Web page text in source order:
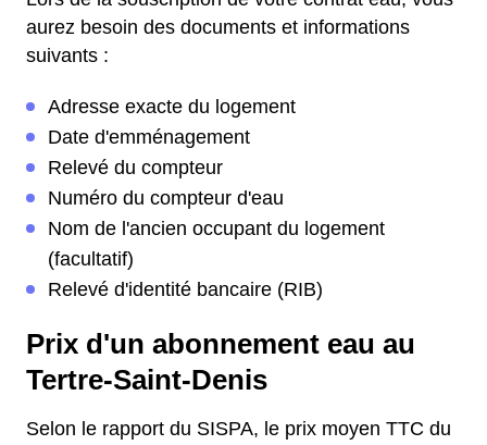
aurez besoin des documents et informations
suivants :
Adresse exacte du logement
Date d'emménagement
Relevé du compteur
Numéro du compteur d'eau
Nom de l'ancien occupant du logement
(facultatif)
Relevé d'identité bancaire (RIB)
Prix d'un abonnement eau au
Tertre-Saint-Denis
Selon le rapport du SISPA, le prix moyen TTC du